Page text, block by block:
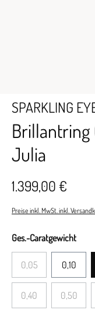
SPARKLING
Brillantring
Julia
1.399,00 €
Preise inkl. MwSt. inkl.
Ges.-Caratgewicht
0,05 0,10
0,40 0,50